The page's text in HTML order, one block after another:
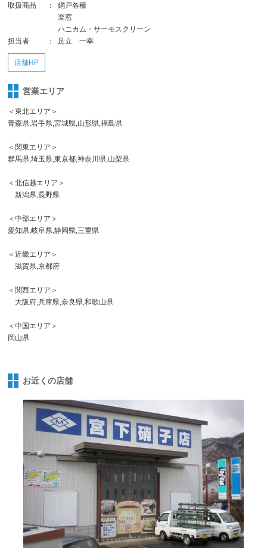
取扱商品
：
網戸各種
楽窓
ハニカム・サーモスクリーン
担当者
： 足立 一幸
店舗HP
営業エリア
＜東北エリア＞
青森県,岩手県,宮城県,山形県,福島県
＜関東エリア＞
群馬県,埼玉県,東京都,神奈川県,山梨県
＜北信越エリア＞
新潟県,長野県
＜中部エリア＞
愛知県,岐阜県,静岡県,三重県
＜近畿エリア＞
滋賀県,京都府
＜関西エリア＞
大阪府,兵庫県,奈良県,和歌山県
＜中国エリア＞
岡山県
お近くの店舗